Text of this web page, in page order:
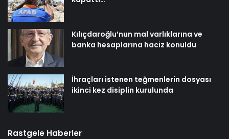
Kılıçdaroğlu’nun mal varlıklarına ve
banka hesaplarına haciz konuldu
İhraçları istenen teğmenlerin dosyası
ikinci kez disiplin kurulunda
Rastgele Haberler